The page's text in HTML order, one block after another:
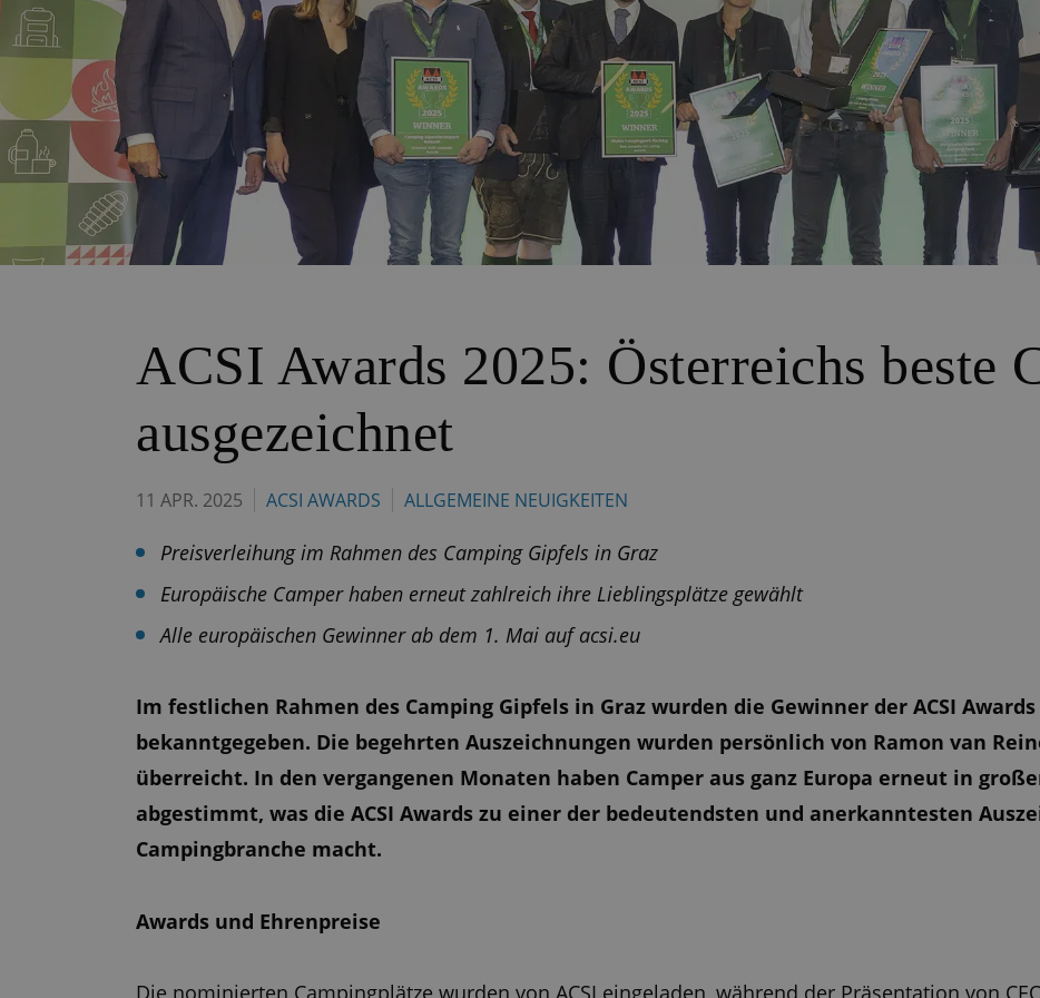
ACSI Awards 2025: Österreichs beste
ausgezeichnet
11 APR. 2025 ACSI AWARDS ALLGEMEINE NEUIGKEITEN
Preisverleihung im Rahmen des Camping Gipfels in Graz
Europäische Camper haben erneut zahlreich ihre Lieblingsplätze gewählt
Alle europäischen Gewinner ab dem 1. Mai auf acsi.eu
Im festlichen Rahmen des Camping Gipfels in Graz wurden die Gewinner der ACSI
bekanntgegeben. Die begehrten Auszeichnungen wurden persönlich von Ramon van
überreicht. In den vergangenen Monaten haben Camper aus ganz Europa erneut in
abgestimmt, was die ACSI Awards zu einer der bedeutendsten und anerkanntesten
Campingbranche macht.
Awards und Ehrenpreise
Die nominierten Campingplätze wurden von ACSI eingeladen, während der Präsentation von